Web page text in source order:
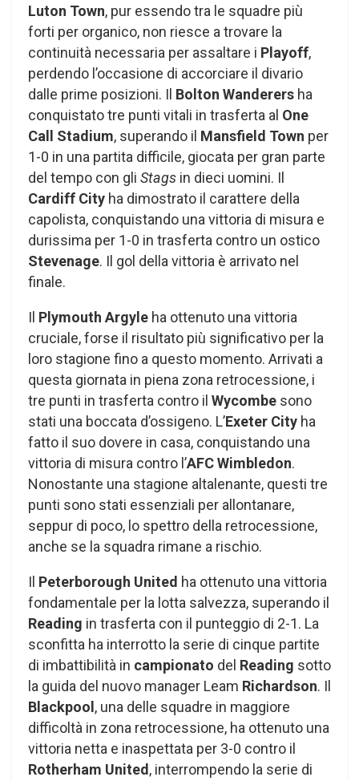
Luton Town, pur essendo tra le squadre più
forti per organico, non riesce a trovare la
continuità necessaria per assaltare i Playoff,
perdendo l’occasione di accorciare il divario
dalle prime posizioni. Il Bolton Wanderers ha
conquistato tre punti vitali in trasferta al One
Call Stadium, superando il Mansfield Town per
1-0 in una partita difficile, giocata per gran parte
del tempo con gli Stags in dieci uomini. Il
Cardiff City ha dimostrato il carattere della
capolista, conquistando una vittoria di misura e
durissima per 1-0 in trasferta contro un ostico
Stevenage. Il gol della vittoria è arrivato nel
finale.
Il Plymouth Argyle ha ottenuto una vittoria
cruciale, forse il risultato più significativo per la
loro stagione fino a questo momento. Arrivati a
questa giornata in piena zona retrocessione, i
tre punti in trasferta contro il Wycombe sono
stati una boccata d’ossigeno. L’Exeter City ha
fatto il suo dovere in casa, conquistando una
vittoria di misura contro l’AFC Wimbledon.
Nonostante una stagione altalenante, questi tre
punti sono stati essenziali per allontanare,
seppur di poco, lo spettro della retrocessione,
anche se la squadra rimane a rischio.
Il Peterborough United ha ottenuto una vittoria
fondamentale per la lotta salvezza, superando il
Reading in trasferta con il punteggio di 2-1. La
sconfitta ha interrotto la serie di cinque partite
di imbattibilità in campionato del Reading sotto
la guida del nuovo manager Leam Richardson. Il
Blackpool , una delle squadre in maggiore
difficoltà in zona retrocessione, ha ottenuto una
vittoria netta e inaspettata per 3-0 contro il
Rotherham United, interrompendo la serie di